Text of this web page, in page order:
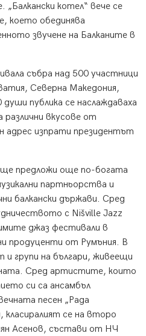
котел“ вече се
което обединява
звучене на Балканите в
събра над 500 участници
Северна Македония,
публика се наслаждаваха
различни вкусове от
адрес изпрати президентът
предложи още по-богата
партньорства и
балкански държави. Сред
с Nišville Jazz
джаз фестивали в
продуценти от Румъния. В
групи на българи, живеещи
Сред артистите, които
си са ансамбъл
песен „Рада
класиралият се на второ
Асенов, състави от НЧ